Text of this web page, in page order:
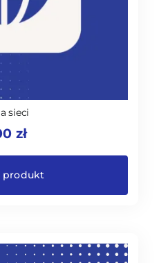
sieci
złZakres
od
200,00 zł
produkt